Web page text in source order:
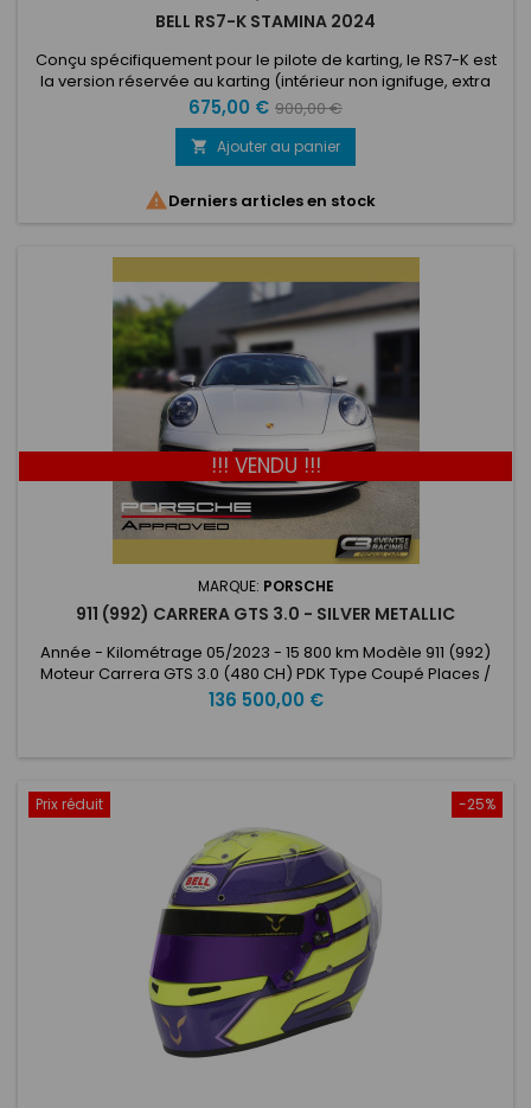
BELL RS7-K STAMINA 2024
Conçu spécifiquement pour le pilote de karting, le RS7-K est
la version réservée au karting (intérieur non ignifuge, extra
durable) de la série RS7. Basé sur la conception HP7 et doté
d'une coque composite légère, le RS7-K utilise une
conception innovante de coque et de bouclier qui améliore
les performances aérodynamiques et les capacités
Prix
675,00 € Prix
de
base
900,00 €
 Ajouter au panier
Derniers articles en stock
!!! VENDU !!!
MARQUE: PORSCHE
911 (992) CARRERA GTS 3.0 - SILVER METALLIC
Année - Kilométrage 05/2023 - 15 800 km Modèle 911 (992)
Moteur Carrera GTS 3.0 (480 CH) PDK Type Coupé Places /
Portes 4 places / 2 portes Carburant Essence Cylindrée 2981
Prix
136 500,00 €
-25%
Prix réduit